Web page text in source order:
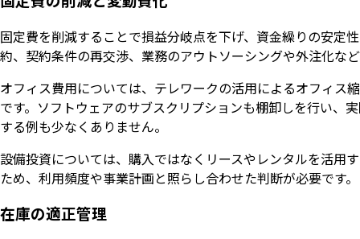
固定費を削減することで損益分岐点を下げ、資金繰りの安定
約、契約条件の再交渉、業務のアウトソーシングや外注化な
オフィス費用については、テレワークの活用によるオフィス
です。ソフトウェアのサブスクリプションも棚卸しを行い、
する例も少なくありません。
設備投資については、購入ではなくリースやレンタルを活用
ため、利用頻度や事業計画と照らし合わせた判断が必要です。
在庫の適正管理